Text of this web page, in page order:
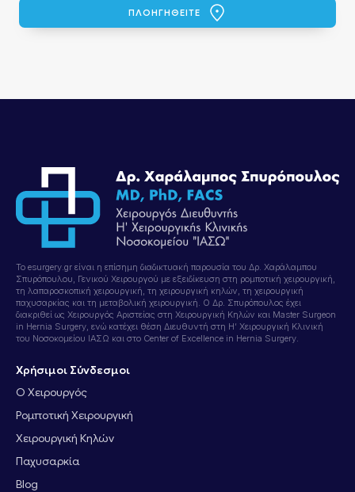
ΠΛΟΗΓΗΘΕΙΤΕ
Το esurgery.gr είναι η επίσημη διαδικτυακή παρουσία του Δρ. Χαράλαμπου
Σπυρόπουλου, Γενικού Χειρουργού με εξειδίκευση στη ρομποτική χειρουργική,
τη λαπαροσκοπική χειρουργική, τη χειρουργική κηλών, τη χειρουργική
παχυσαρκίας και τη μεταβολική χειρουργική. Ο Δρ. Σπυρόπουλος έχει
διακριθεί ως Χειρουργός Αριστείας στη Χειρουργική Κηλών και Master Surgeon
in Hernia Surgery, ενώ κατέχει θέση Διευθυντή στη Η’ Χειρουργική Κλινική
του Νοσοκομείου ΙΑΣΩ και στο Center of Excellence in Hernia Surgery.
Χρήσιμοι Σύνδεσμοι
Ο Χειρουργός
Ρομποτική Χειρουργική
Χειρουργική Κηλών
Παχυσαρκία
Blog